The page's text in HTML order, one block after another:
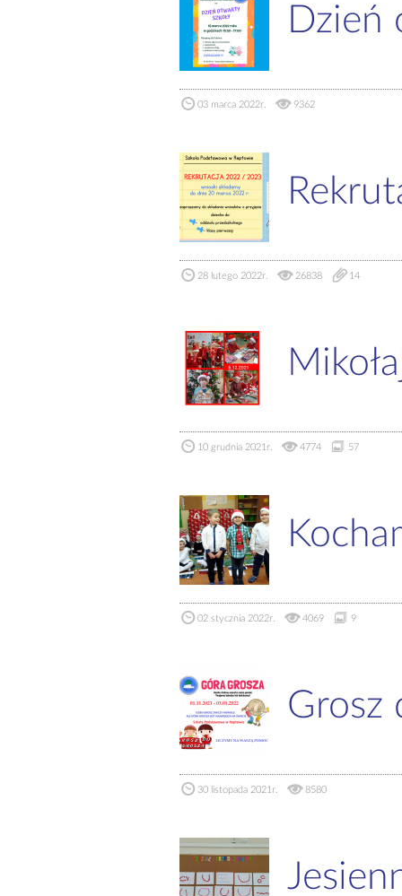
Dzień
03 marca 2022r. 9362
28 lutego 2022r. 26838 14
10 grudnia 2021r. 4774 57
02 stycznia 2022r. 4069 9
Grosz
30 listopada 2021r. 8580